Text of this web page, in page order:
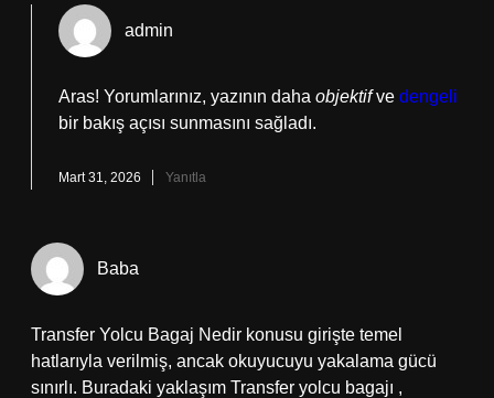
admin
Aras! Yorumlarınız, yazının daha objektifve dengeli
bir bakış açısı sunmasını sağladı.
Mart 31, 2026 Yanıtla
Baba
Transfer Yolcu Bagaj Nedir konusu girişte temel
hatlarıyla verilmiş, ancak okuyucuyu yakalama gücü
sınırlı. Buradaki yaklaşım Transfer yolcu bagajı ,